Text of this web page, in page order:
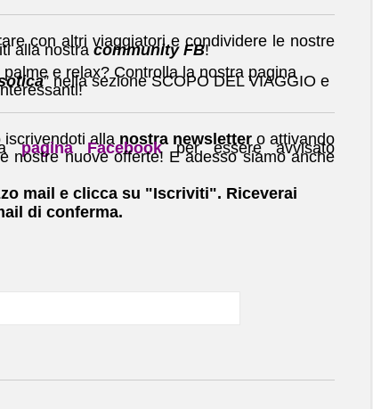
con altri viaggiatori e condividere le nostre
alla nostra community FB!
e relax? Controlla la nostra pagina
” nella sezione SCOPO DEL VIAGGIO e
iscrivendoti alla nostra newsletter o attivando
pagina Facebookper essere avvisato
nostre nuove offerte! E adesso siamo anche
mail e clicca su "Iscriviti". Riceverai
di conferma.